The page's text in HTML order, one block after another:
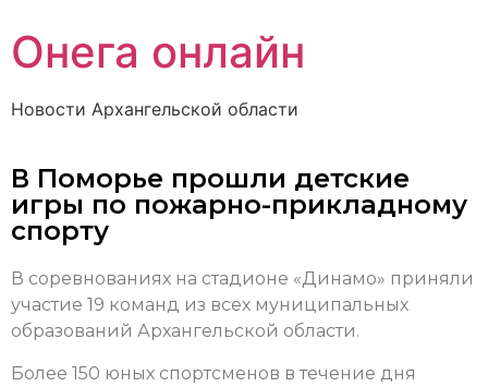
Онега онлайн
Новости Архангельской области
В Поморье прошли детские
игры по пожарно-прикладному
спорту
В соревнованиях на стадионе «Динамо» приняли
участие 19 команд из всех муниципальных
образований Архангельской области.
Более 150 юных спортсменов в течение дня